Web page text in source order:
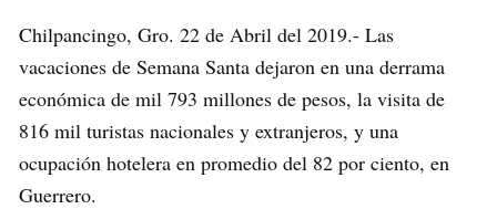
Chilpancingo, Gro. 22 de Abril del 2019.- Las
vacaciones de Semana Santa dejaron en una derrama
económica de mil 793 millones de pesos, la visita de
816 mil turistas nacionales y extranjeros, y una
ocupación hotelera en promedio del 82 por ciento, en
Guerrero.